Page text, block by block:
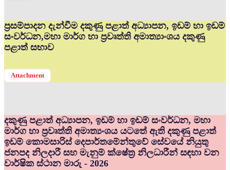
ප්‍රසම්පාදන දැන්වීම දකුණු පළාත් අධ්‍යාපන, ඉඩම් හා ඉඩම්
සංවර්ධන,මහා මාර්ග හා ප්‍රවෘත්ති අමාත්‍යාංශය දකුණු
පළාත් සභාව
Attachment
දකුණු පළාත් අධ්‍යාපන, ඉඩම් හා ඉඩම් සංවර්ධන, මහා
මාර්ග හා ප්‍රවෘත්ති අමාත්‍යංශය යටතේ ඇති දකුණු පළාත්
ඉඩම් කොමසාරිස් දෙපාර්තමේන්තුවේ සේවයේ නියුතු
ජනපද නිලදාරී සහ මැනුම් ක්ෂේත්‍ර නිලධාරීන් සඳහා වන
වාර්ෂික ස්ථාන මාරු - 2026